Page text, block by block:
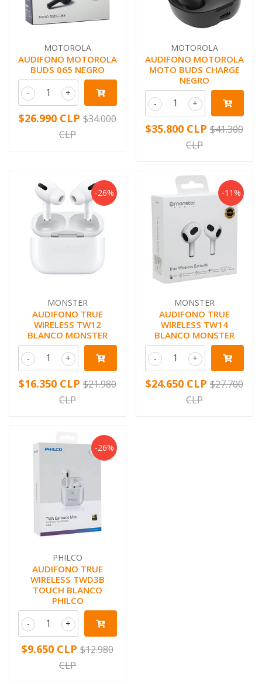
MOTOROLA
AUDIFONO MOTOROLA
BUDS 065 NEGRO
+
-
$26.990 CLP $34.000
CLP
MOTOROLA
AUDIFONO MOTOROLA
MOTO BUDS CHARGE
NEGRO
+
-
$35.800 CLP $41.300
CLP
-26%
MONSTER
AUDIFONO TRUE
WIRELESS TW12
BLANCO MONSTER
+
-
$16.350 CLP $21.980
CLP
-11%
MONSTER
AUDIFONO TRUE
WIRELESS TW14
BLANCO MONSTER
+
-
$24.650 CLP $27.700
CLP
-26%
PHILCO
AUDIFONO TRUE
WIRELESS TWD3B
TOUCH BLANCO
PHILCO
+
-
$9.650 CLP $12.980
CLP